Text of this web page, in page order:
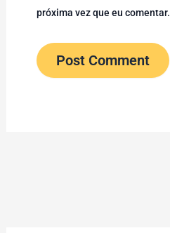
próxima vez que eu comentar.